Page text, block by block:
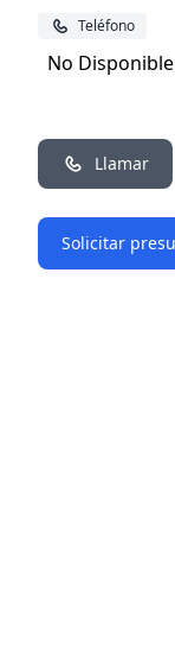
Teléfono
No Disponible
Llamar
Solicitar